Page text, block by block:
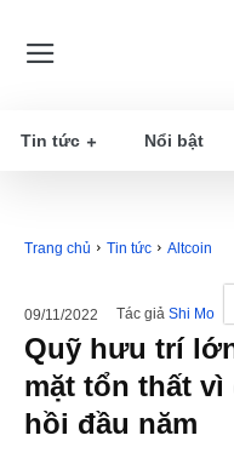
Tin tức Nổi bật
Trang chủ Tin tức Altcoin
09/11/2022 Tác giả Shi Mo
Quỹ hưu trí
mặt tổn thất vì
hồi đầu năm